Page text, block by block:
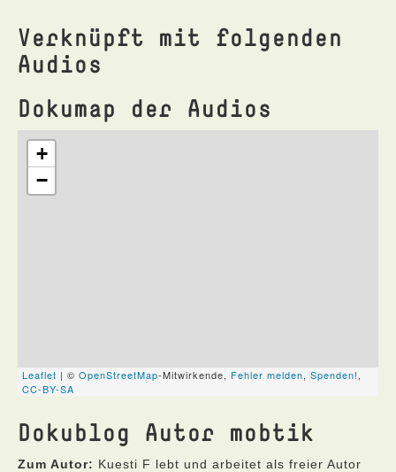
Verknüpft mit folgenden
Audios
Dokumap der Audios
Dokublog Autor mobtik
Zum Autor: Kuesti F lebt und arbeitet als freier Autor